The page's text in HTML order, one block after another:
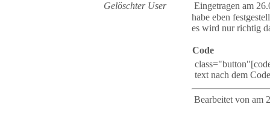
Gelöschter User
Eingetragen am
habe eben
es wird nur richtig
Code
text nach dem
Bearbeitet von am